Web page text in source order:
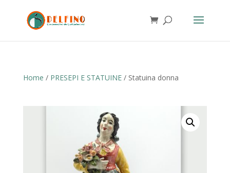
Home / PRESEPI E STATUINE/ Statuina donna